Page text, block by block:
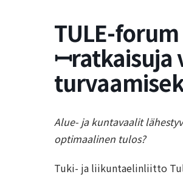
TULE-
ꟷratkaisuja
Alue- ja kuntavaalit
optimaalinen tulos?
Tuki- ja liikuntaelinliitto